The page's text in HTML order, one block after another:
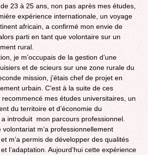
23 à 25 ans, non pas après mes études,
expérience internationale, un voyage
africain, a confirmé mon envie de
parti en tant que volontaire sur un
rural.
je m’occupais de la gestion d’une
et de scieurs sur une zone rurale du
mission, j’étais chef de projet en
urbain. C’est à la suite de ces
recommencé mes études universitaires, un
du territoire et d’économie du
introduit mon parcours professionnel.
m’a professionnellement
m’a permis de développer des qualités
l’adaptation. Aujourd’hui cette expérience